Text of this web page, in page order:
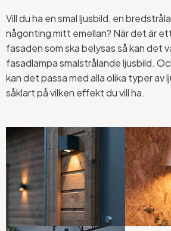
Vill du ha en smal ljusbild, en
någonting mitt emellan? När det är
fasaden som ska belysas så kan det
fasadlampa smalstrålande ljusbild.
kan det passa med alla olika typer av
såklart på vilken effekt du vill ha.